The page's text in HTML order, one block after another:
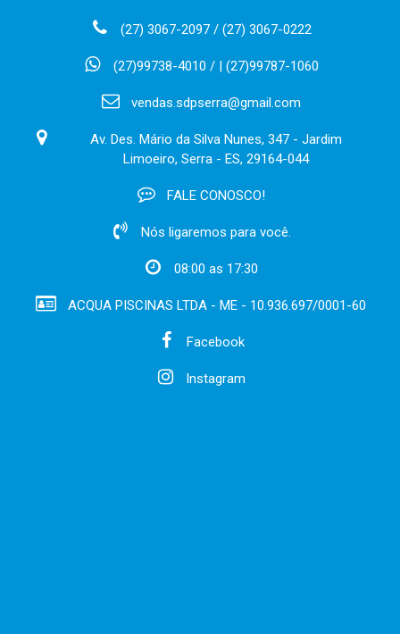
(27) 3067-2097 / (27) 3067-0222
(27)99738-4010 / | (27)99787-1060
vendas.sdpserra@gmail.com
Av. Des. Mário da Silva Nunes, 347 - Jardim
Limoeiro, Serra - ES, 29164-044
FALE CONOSCO!
Nós ligaremos para você.
08:00 as 17:30
ACQUA PISCINAS LTDA - ME - 10.936.697/0001-60
Facebook
Instagram